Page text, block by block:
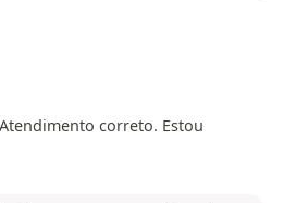
correto. Estou